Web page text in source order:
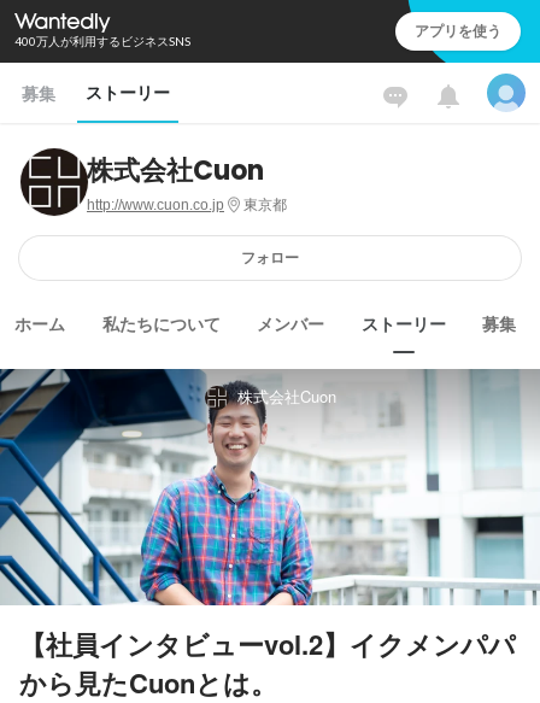
400万人が利用するビジネスSNS アプリを使う
募集 ストーリー
株式会社Cuon
http://www.cuon.co.jp 東京都
フォロー
ホーム 私たちについて メンバー ストーリー 募集
株式会社Cuon
【社員インタビューvol.2】イクメンパパ
から見たCuonとは。